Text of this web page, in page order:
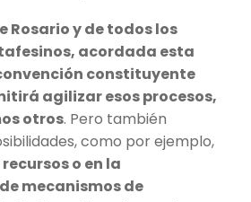
Rosario y de todos los
acordada esta
constituyente
agilizar esos procesos,
otros. Pero también
como por ejemplo,
o en la
mecanismos de